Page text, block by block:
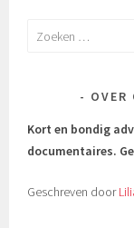
Zoeken
OVER
Kort en bondig
documentaires.
Geschreven door